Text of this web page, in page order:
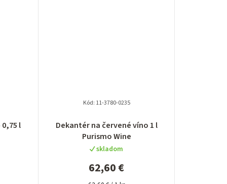
l
Dekantér na červené víno 1 l
Purismo Wine
hodnotenie
produktu
je
5,0
z
skladom
62,60 €
Kód: 11-3780-0235